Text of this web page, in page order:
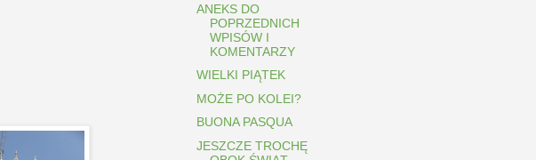
ANEKS DO
POPRZEDNICH
WPISÓW I
KOMENTARZY
WIELKI PIĄTEK
MOŻE PO KOLEI?
BUONA PASQUA
JESZCZE TROCHĘ